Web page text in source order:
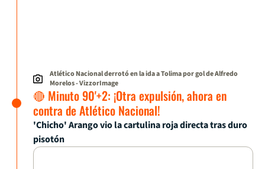
Atlético Nacional derrotó en la ida a Tolima por gol de Alfredo
Morelos- VizzorImage
🔴 Minuto 90'+2: ¡Otra expulsión, ahora en
contra de Atlético Nacional!
'Chicho' Arango vio la cartulina roja directa tras duro
pisotón